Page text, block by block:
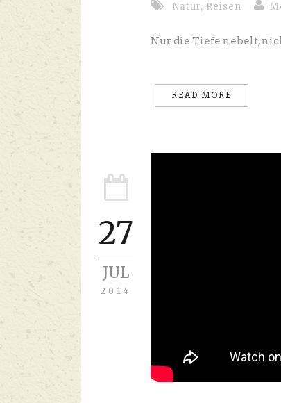
Natur, Reisen
Nur die Tiefe nebelt,
READ MORE
27
JUL
2014